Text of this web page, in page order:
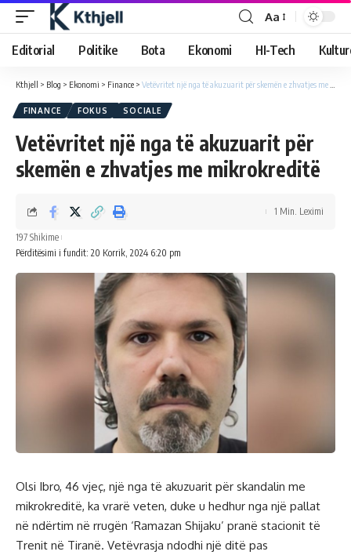
Aa
Editorial Politike Bota Ekonomi HI-Tech
Kthjell > Blog > Ekonomi > Finance > Vetëvritet një nga të akuzuarit për skemën e zhvatjes me mikrokreditë
FINANCE FOKUS SOCIALE
Vetëvritet një nga të akuzuarit për
skemën e zhvatjes me mikrokreditë
Përditësimi i fundit: 20 Korrik, 2024 6:20 pm
197 Shikime
1 Min. Leximi
Olsi Ibro, 46 vjeç, një nga të akuzuarit për skandalin me
mikrokreditë, ka vrarë veten, duke u hedhur nga një pallat
në ndërtim në rrugën ‘Ramazan Shijaku’ pranë stacionit të
Trenit në Tiranë. Vetëvrasja ndodhi një ditë pas